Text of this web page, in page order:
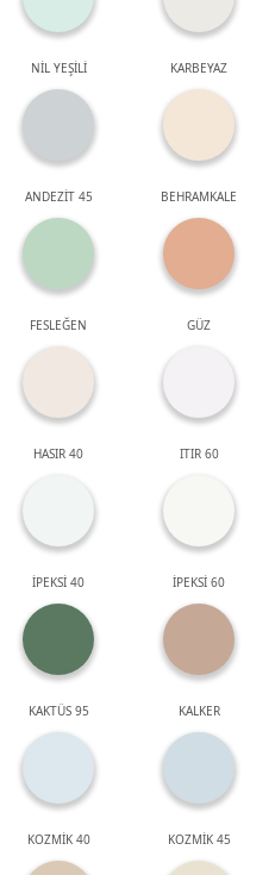
NİL YEŞİLİ KARBEYAZ
ANDEZİT 45 BEHRAMKALE
FESLEĞEN GÜZ
HASIR 40 ITIR 60
İPEKSİ 40 İPEKSİ 60
KAKTÜS 95 KALKER
KOZMİK 40 KOZMİK 45